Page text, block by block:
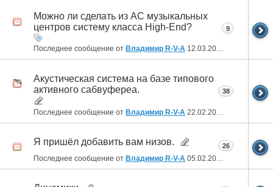
Можно ли сделать из АС музыкальных
центров систему класса High-End?
Последнее сообщение от Владимир R-V-A 12.03.2022
9
Акустическая система на базе типового
активного сабвуфереа.
Последнее сообщение от Владимир R-V-A 22.02.2022
38
Я пришёл добавить вам низов.
Последнее сообщение от Владимир R-V-A 05.02.2022
26